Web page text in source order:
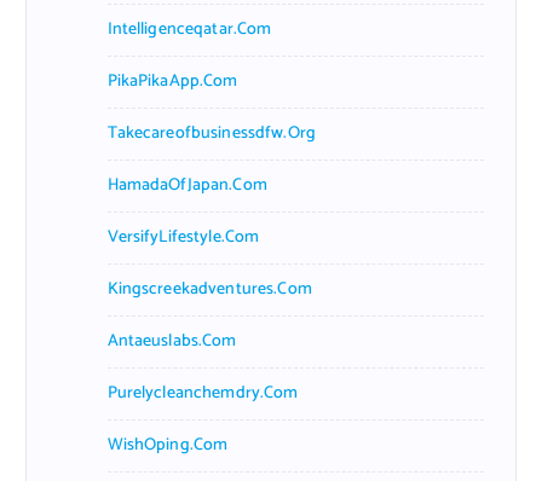
Intelligenceqatar.com
PikaPikaApp.com
Takecareofbusinessdfw.org
HamadaOfJapan.com
VersifyLifestyle.com
Kingscreekadventures.com
Antaeuslabs.com
Purelycleanchemdry.com
WishOping.com